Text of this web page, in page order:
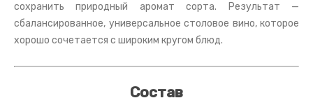
сохранить природный аромат сорта. Результат —
сбалансированное, универсальное столовое вино, которое
хорошо сочетается с широким кругом блюд.
Состав